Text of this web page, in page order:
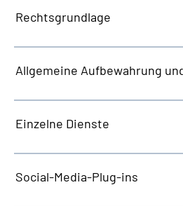
Rechtsgrundlage
Allgemeine Aufbewahrung
Einzelne Dienste
Social-Media-Plug-ins